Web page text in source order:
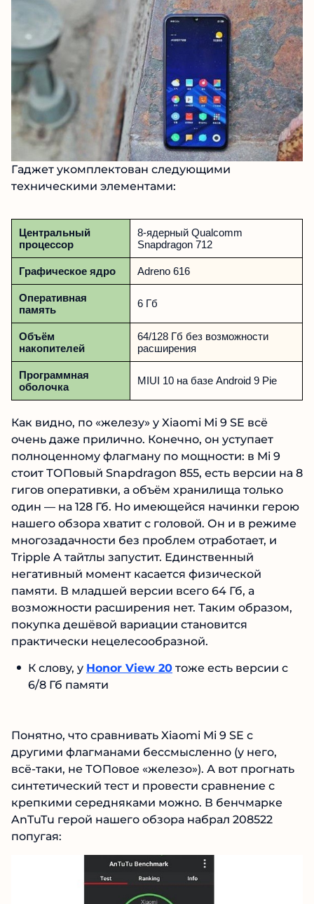
Гаджет укомплектован следующими
техническими элементами:
Центральный
процессор
8-ядерный Qualcomm
Snapdragon 712
Графическое ядро Adreno 616
Оперативная
память
6 Гб
Объём
накопителей
64/128 Гб без возможности
расширения
Программная
оболочка
MIUI 10 на базе Android 9 Pie
Как видно, по «железу» у Xiaomi Mi 9 SE всё
очень даже прилично. Конечно, он уступает
полноценному флагману по мощности: в Mi 9
стоит ТОПовый Snapdragon 855, есть версии на 8
гигов оперативки, а объём хранилища только
один — на 128 Гб. Но имеющейся начинки герою
нашего обзора хватит с головой. Он и в режиме
многозадачности без проблем отработает, и
Tripple A тайтлы запустит. Единственный
негативный момент касается физической
памяти. В младшей версии всего 64 Гб, а
возможности расширения нет. Таким образом,
покупка дешёвой вариации становится
практически нецелесообразной.
К слову, у Honor View 20 тоже есть версии с
6/8 Гб памяти
Понятно, что сравнивать Xiaomi Mi 9 SE с
другими флагманами бессмысленно (у него,
всё-таки, не ТОПовое «железо»). А вот прогнать
синтетический тест и провести сравнение с
крепкими середняками можно. В бенчмарке
AnTuTu герой нашего обзора набрал 208522
попугая: